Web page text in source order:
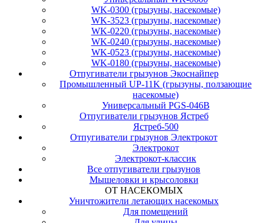
WK-0300 (грызуны, насекомые)
WK-3523 (грызуны, насекомые)
WK-0220 (грызуны, насекомые)
WK-0240 (грызуны, насекомые)
WK-0523 (грызуны, насекомые)
WK-0180 (грызуны, насекомые)
Отпугиватели грызунов Экоснайпер
Промышленный UP-11K (грызуны, ползающие
насекомые)
Универсальный PGS-046B
Отпугиватели грызунов Ястреб
Ястреб-500
Отпугиватели грызунов Электрокот
Электрокот
Электрокот-классик
Все отпугиватели грызунов
Мышеловки и крысоловки
ОТ НАСЕКОМЫХ
Уничтожители летающих насекомых
Для помещений